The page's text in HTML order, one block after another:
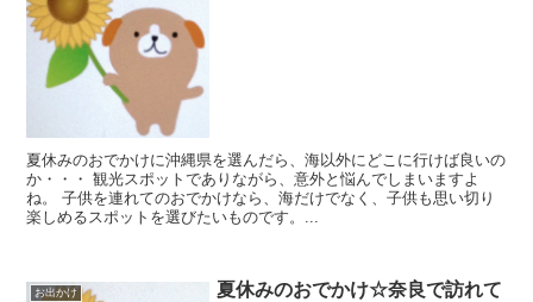
夏休みのおでかけに沖縄県を選んだら、海以外にどこに行けば良いの
か・・・ 観光スポットでありながら、意外と悩んでしまいますよ
ね。 子供を連れてのおでかけなら、海だけでなく、子供も思い切り
楽しめるスポットを選びたいものです。...
お出かけ
夏休みのおでかけ☆奈良で訪れて